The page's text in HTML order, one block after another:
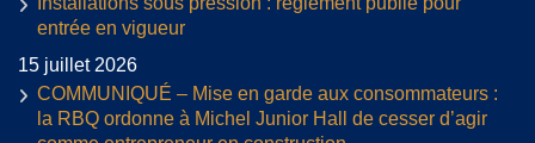
entrée en vigueur
15 juillet 2026
COMMUNIQUÉ – Mise en garde aux consommateurs :
la RBQ ordonne à Michel Junior Hall de cesser d’agir